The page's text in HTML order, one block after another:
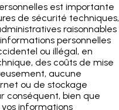
est importante
de sécurité techniques,
raisonnables
personnelles
ou illégal, en
des coûts de mise
aucune
ou de stockage
conséquent, bien que
informations